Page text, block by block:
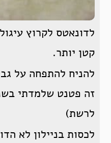
לדונאטס לקרוץ
קטן יותר.
להניח להתפחה על
זה פטנט שלמדתי
לרשת)
לכסות בניילון לא